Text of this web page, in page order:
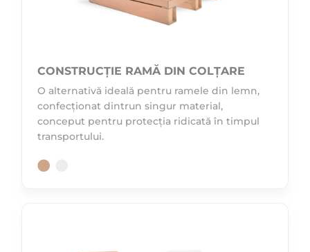
CONSTRUCȚIE RAMĂ DIN COLȚARE
O alternativă ideală pentru ramele din lemn,
confecționat dintrun singur material,
conceput pentru protecția ridicată în timpul
transportului.